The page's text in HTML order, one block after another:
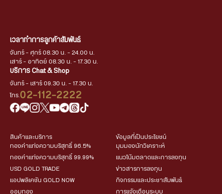
เวลาทำการลูกค้าสัมพันธ์
จันทร์ - ศุกร์ 08.30 น. - 24.00 น.
เสาร์ - อาทิตย์ 08.30 น. - 17.30 น.
บริการ Chat & Shop
จันทร์ - เสาร์ 09.30 น. - 17.30 น.
โทร. 02-112-2222
สินค้าและบริการ
ทองคำแท่งความบริสุทธิ์ 96.5%
ทองคำแท่งความบริสุทธิ์ 99.99%
USD GOLD TRADE
แอปพลิเคชัน GOLD NOW
ออมทอง
ข้อมูลที่เป็นประโยชน์
มุมมองนักวิเคราะห์
แนวโน้มตลาดและการลงทุน
ข่าวสารการลงทุน
กิจกรรมและประชาสัมพันธ์
การแจ้งเตือนระบบ